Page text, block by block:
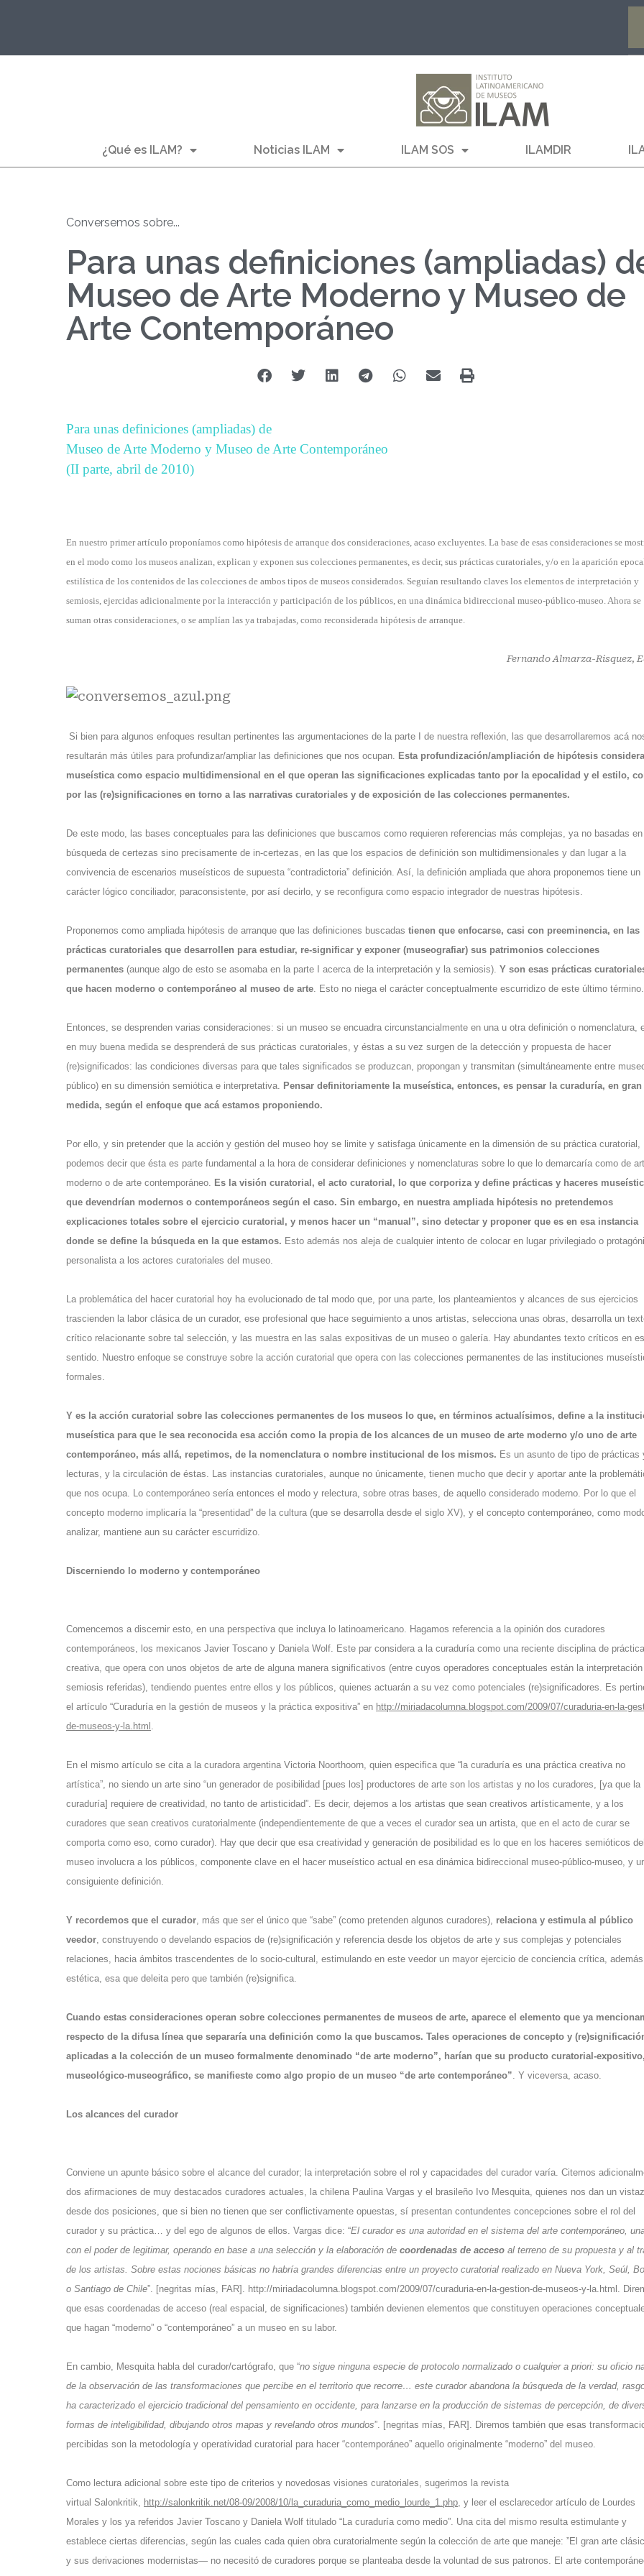
¿Qué es ILAM? Noticias ILAM ILAM SOS ILAMDIR
Conversemos sobre...
Para unas definiciones (ampliadas)
Museo de Arte Moderno y Museo de
Arte Contemporáneo
Para unas definiciones (ampliadas) de
Museo de Arte Moderno y Museo de Arte Contemporáneo
(II parte, abril de 2010)
En nuestro primer artículo proponíamos como hipótesis de arranque dos consideraciones, acaso excluyentes. La base de esas consideraciones se
en el modo como los museos analizan, explican y exponen sus colecciones permanentes, es decir, sus prácticas curatoriales, y/o en la aparición
estilística de los contenidos de las colecciones de ambos tipos de museos considerados. Seguían resultando claves los elementos de interpretación y
semiosis, ejercidas adicionalmente por la interacción y participación de los públicos, en una dinámica bidireccional museo-público-museo. Ahora se
suman otras consideraciones, o se amplían las ya trabajadas, como reconsiderada hipótesis de arranque.
Fernando Almarza-Risquez,
Si bien para algunos enfoques resultan pertinentes las argumentaciones de la parte I de nuestra reflexión, las que desarrollaremos acá
resultarán más útiles para profundizar/ampliar las definiciones que nos ocupan. Esta profundización/ampliación de hipótesis
museística como espacio multidimensional en el que operan las significaciones explicadas tanto por la epocalidad y el estilo,
por las (re)significaciones en torno a las narrativas curatoriales y de exposición de las colecciones permanentes.
De este modo, las bases conceptuales para las definiciones que buscamos como requieren referencias más complejas, ya no basadas
búsqueda de certezas sino precisamente de in-certezas, en las que los espacios de definición son multidimensionales y dan lugar a la
convivencia de escenarios museísticos de supuesta “contradictoria” definición. Así, la definición ampliada que ahora proponemos tiene un
carácter lógico conciliador, paraconsistente, por así decirlo, y se reconfigura como espacio integrador de nuestras hipótesis.
Proponemos como ampliada hipótesis de arranque que las definiciones buscadas tienen que enfocarse, casi con preeminencia, en las
prácticas curatoriales que desarrollen para estudiar, re-significar y exponer (museografiar) sus patrimonios colecciones
permanentes (aunque algo de esto se asomaba en la parte I acerca de la interpretación y la semiosis). Y son esas prácticas
que hacen moderno o contemporáneo al museo de arte. Esto no niega el carácter conceptualmente escurridizo de este último término.
Entonces, se desprenden varias consideraciones: si un museo se encuadra circunstancialmente en una u otra definición o nomenclatura,
en muy buena medida se desprenderá de sus prácticas curatoriales, y éstas a su vez surgen de la detección y propuesta de hacer
(re)significados: las condiciones diversas para que tales significados se produzcan, propongan y transmitan (simultáneamente entre
público) en su dimensión semiótica e interpretativa. Pensar definitoriamente la museística, entonces, es pensar la curaduría, en gran
medida, según el enfoque que acá estamos proponiendo.
Por ello, y sin pretender que la acción y gestión del museo hoy se limite y satisfaga únicamente en la dimensión de su práctica curatorial,
podemos decir que ésta es parte fundamental a la hora de considerar definiciones y nomenclaturas sobre lo que lo demarcaría como de
moderno o de arte contemporáneo. Es la visión curatorial, el acto curatorial, lo que corporiza y define prácticas y haceres
que devendrían modernos o contemporáneos según el caso. Sin embargo, en nuestra ampliada hipótesis no pretendemos
explicaciones totales sobre el ejercicio curatorial, y menos hacer un “manual”, sino detectar y proponer que es en esa instancia
donde se define la búsqueda en la que estamos. Esto además nos aleja de cualquier intento de colocar en lugar privilegiado o
personalista a los actores curatoriales del museo.
La problemática del hacer curatorial hoy ha evolucionado de tal modo que, por una parte, los planteamientos y alcances de sus ejercicios
trascienden la labor clásica de un curador, ese profesional que hace seguimiento a unos artistas, selecciona unas obras, desarrolla un
crítico relacionante sobre tal selección, y las muestra en las salas expositivas de un museo o galería. Hay abundantes texto críticos en
sentido. Nuestro enfoque se construye sobre la acción curatorial que opera con las colecciones permanentes de las instituciones
formales.
Y es la acción curatorial sobre las colecciones permanentes de los museos lo que, en términos actualísimos, define a la
museística para que le sea reconocida esa acción como la propia de los alcances de un museo de arte moderno y/o uno de arte
contemporáneo, más allá, repetimos, de la nomenclatura o nombre institucional de los mismos. Es un asunto de tipo de prácticas
lecturas, y la circulación de éstas. Las instancias curatoriales, aunque no únicamente, tienen mucho que decir y aportar ante la
que nos ocupa. Lo contemporáneo sería entonces el modo y relectura, sobre otras bases, de aquello considerado moderno. Por lo que el
concepto moderno implicaría la “presentidad” de la cultura (que se desarrolla desde el siglo XV), y el concepto contemporáneo, como
analizar, mantiene aun su carácter escurridizo.
Discerniendo lo moderno y contemporáneo
Comencemos a discernir esto, en una perspectiva que incluya lo latinoamericano. Hagamos referencia a la opinión dos curadores
contemporáneos, los mexicanos Javier Toscano y Daniela Wolf. Este par considera a la curaduría como una reciente disciplina de práctica
creativa, que opera con unos objetos de arte de alguna manera significativos (entre cuyos operadores conceptuales están la
semiosis referidas), tendiendo puentes entre ellos y los públicos, quienes actuarán a su vez como potenciales (re)significadores. Es
el artículo “Curaduría en la gestión de museos y la práctica expositiva” en http://miriadacolumna.blogspot.com/2009/07/curaduria-en-la-
de-museos-y-la.html .
En el mismo artículo se cita a la curadora argentina Victoria Noorthoorn, quien especifica que “la curaduría es una práctica creativa no
artística”, no siendo un arte sino “un generador de posibilidad [pues los] productores de arte son los artistas y no los curadores, [ya que la
curaduría] requiere de creatividad, no tanto de artisticidad”. Es decir, dejemos a los artistas que sean creativos artísticamente, y a los
curadores que sean creativos curatorialmente (independientemente de que a veces el curador sea un artista, que en el acto de curar se
comporta como eso, como curador). Hay que decir que esa creatividad y generación de posibilidad es lo que en los haceres semióticos del
museo involucra a los públicos, componente clave en el hacer museístico actual en esa dinámica bidireccional museo-público-museo, y
consiguiente definición.
Y recordemos que el curador, más que ser el único que “sabe” (como pretenden algunos curadores), relaciona y estimula al público
veedor, construyendo o develando espacios de (re)significación y referencia desde los objetos de arte y sus complejas y potenciales
relaciones, hacia ámbitos trascendentes de lo socio-cultural, estimulando en este veedor un mayor ejercicio de conciencia crítica,
estética, esa que deleita pero que también (re)significa.
Cuando estas consideraciones operan sobre colecciones permanentes de museos de arte, aparece el elemento que ya
respecto de la difusa línea que separaría una definición como la que buscamos. Tales operaciones de concepto y
aplicadas a la colección de un museo formalmente denominado “de arte moderno”, harían que su producto curatorial-expositivo,
museológico-museográfico, se manifieste como algo propio de un museo “de arte contemporáneo”. Y viceversa, acaso.
Los alcances del curador
Conviene un apunte básico sobre el alcance del curador; la interpretación sobre el rol y capacidades del curador varía. Citemos
dos afirmaciones de muy destacados curadores actuales, la chilena Paulina Vargas y el brasileño Ivo Mesquita, quienes nos dan un
desde dos posiciones, que si bien no tienen que ser conflictivamente opuestas, sí presentan contundentes concepciones sobre el rol del
curador y su práctica… y del ego de algunos de ellos. Vargas dice: “El curador es una autoridad en el sistema del arte contemporáneo,
con el poder de legitimar, operando en base a una selección y la elaboración de coordenadas de acceso al terreno de su propuesta y al
de los artistas. Sobre estas nociones básicas no habría grandes diferencias entre un proyecto curatorial realizado en Nueva York, Seúl,
o Santiago de Chile”. [negritas mías, FAR]. http://miriadacolumna.blogspot.com/2009/07/curaduria-en-la-gestion-de-museos-y-la.html .
que esas coordenadas de acceso (real espacial, de significaciones) también devienen elementos que constituyen operaciones
que hagan “moderno” o “contemporáneo” a un museo en su labor.
En cambio, Mesquita habla del curador/cartógrafo, que “no sigue ninguna especie de protocolo normalizado o cualquier a priori: su oficio
de la observación de las transformaciones que percibe en el territorio que recorre… este curador abandona la búsqueda de la verdad,
ha caracterizado el ejercicio tradicional del pensamiento en occidente, para lanzarse en la producción de sistemas de percepción, de
formas de inteligibilidad, dibujando otros mapas y revelando otros mundos”. [negritas mías, FAR]. Diremos también que esas
percibidas son la metodología y operatividad curatorial para hacer “contemporáneo” aquello originalmente “moderno” del museo.
Como lectura adicional sobre este tipo de criterios y novedosas visiones curatoriales, sugerimos la revista
virtual Salonkritik, http://salonkritik.net/08-09/2008/10/la_curaduria_como_medio_lourde_1.php, y leer el esclarecedor artículo de Lourdes
Morales y los ya referidos Javier Toscano y Daniela Wolf titulado “La curaduría como medio”. Una cita del mismo resulta estimulante y
establece ciertas diferencias, según las cuales cada quien obra curatorialmente según la colección de arte que maneje: ”El gran arte
y sus derivaciones modernistas— no necesitó de curadores porque se planteaba desde la voluntad de sus patronos. El arte